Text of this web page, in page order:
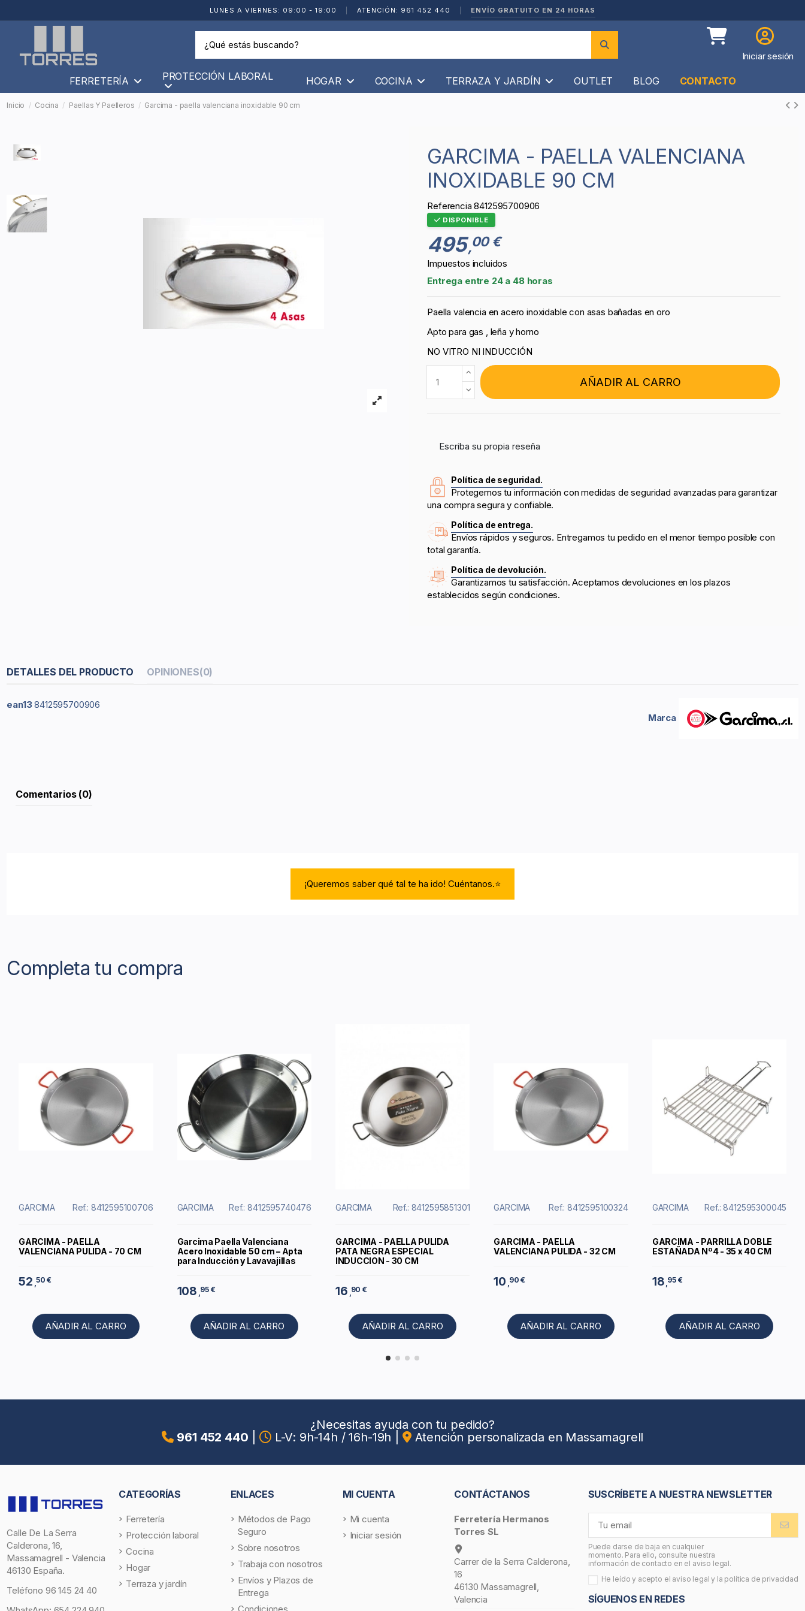
LUNES A VIERNES: 09:00 - 19:00 ATENCIÓN: 961 452 440 ENVÍO GRATUITO EN 24 HORAS
Iniciar sesión
FERRETERÍA PROTECCIÓN LABORAL HOGAR COCINA TERRAZA Y JARDÍN OUTLET BLOG CONTACTO
Inicio Cocina Paellas Y Paelleros Garcima - paella valenciana inoxidable 90 cm
GARCIMA - PAELLA VALENCIANA
INOXIDABLE 90 CM
Referencia 8412595700906
DISPONIBLE
495,00 €
Impuestos incluidos
Entrega entre 24 a 48 horas
Paella valencia en acero inoxidable con asas bañadas en oro
Apto para gas , leña y horno
NO VITRO NI INDUCCIÓN
AÑADIR AL CARRO
Escriba su propia reseña
Política de seguridad.
Protegemos tu información con medidas de seguridad avanzadas para garantizar
una compra segura y confiable.
Política de entrega.
Envíos rápidos y seguros. Entregamos tu pedido en el menor tiempo posible con
total garantía.
Política de devolución.
Garantizamos tu satisfacción. Aceptamos devoluciones en los plazos
establecidos según condiciones.
DETALLES DEL PRODUCTO OPINIONES(0)
Marca
ean13 8412595700906
Comentarios (0)
¡Queremos saber qué tal te ha ido! Cuéntanos.⭐
Completa tu compra
GARCIMA Ref.: 8412595100706
GARCIMA - PAELLA
VALENCIANA PULIDA - 70 CM
52 ,50 €
AÑADIR AL CARRO
GARCIMA Ref.: 8412595740476
Garcima Paella Valenciana
Acero Inoxidable 50 cm – Apta
para Inducción y Lavavajillas
108 95 €
AÑADIR AL CARRO
GARCIMA Ref.: 8412595851301
GARCIMA - PAELLA PULIDA
PATA NEGRA ESPECIAL
INDUCCION - 30 CM
16 90 €
AÑADIR AL CARRO
GARCIMA Ref.: 8412595100324
GARCIMA - PAELLA
VALENCIANA PULIDA - 32 CM
10 90 €
AÑADIR AL CARRO
GARCIMA Ref.: 8412595300045
GARCIMA - PARRILLA DOBLE
ESTAÑADA Nº4 - 35 x 40 CM
18 ,95 €
AÑADIR AL CARRO
¿Necesitas ayuda con tu pedido?
961 452 440
L-V: 9h-14h / 16h-19h Atención personalizada en Massamagrell
Calle De La Serra
Calderona, 16,
Massamagrell - Valencia
46130 España.
Teléfono 96 145 24 40
CATEGORÍAS
Ferretería
Protección laboral
Cocina
Hogar
Terraza y jardín
ENLACES
Métodos de Pago
Seguro
Sobre nosotros
Trabaja con nosotros
Envíos y Plazos de
Entrega
Condiciones
MI CUENTA
Mi cuenta
Iniciar sesión
CONTÁCTANOS
Ferretería Hermanos
Torres SL
Carrer de la Serra Calderona,
16
46130 Massamagrell,
Valencia
SUSCRÍBETE A NUESTRA NEWSLETTER
Puede darse de baja en cualquier
momento. Para ello, consulte nuestra
información de contacto en el aviso legal.
He leído y acepto el aviso legal y la política de privacidad
SÍGUENOS EN REDES